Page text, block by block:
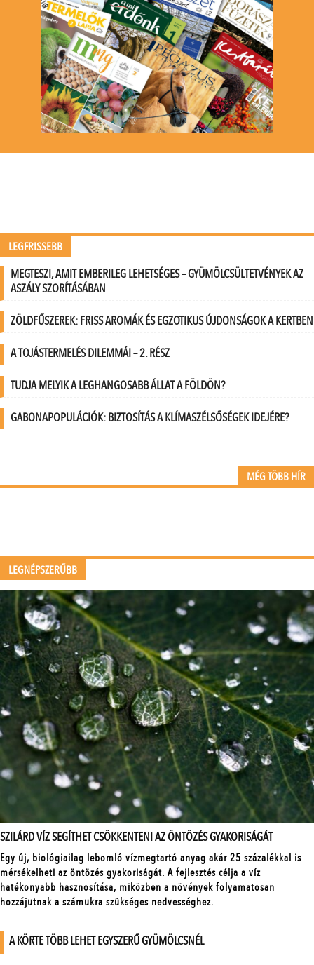
LEGFRISSEBB
MEGTESZI, AMIT EMBERILEG LEHETSÉGES – GYÜMÖLCSÜLTETVÉNYEK AZ
ASZÁLY SZORÍTÁSÁBAN
ZÖLDFŰSZEREK: FRISS AROMÁK ÉS EGZOTIKUS ÚJDONSÁGOK A KERTBEN
A TOJÁSTERMELÉS DILEMMÁI – 2. RÉSZ
TUDJA MELYIK A LEGHANGOSABB ÁLLAT A FÖLDÖN?
GABONAPOPULÁCIÓK: BIZTOSÍTÁS A KLÍMASZÉLSŐSÉGEK IDEJÉRE?
MÉG TÖBB HÍR
LEGNÉPSZERŰBB